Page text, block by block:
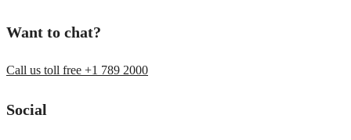
Want to chat?
Call us toll free +1 789 2000
Social